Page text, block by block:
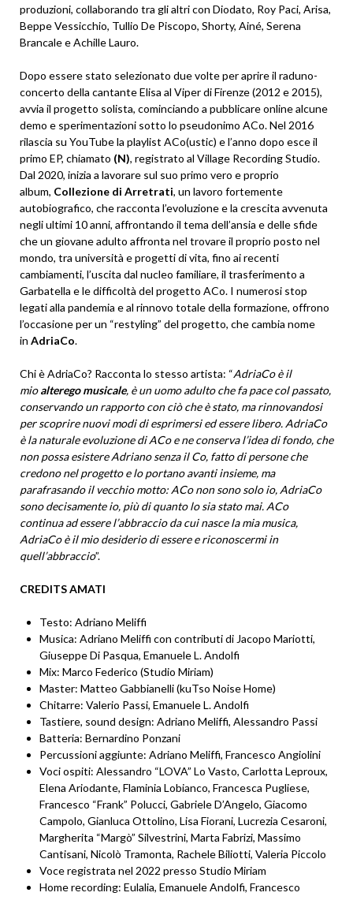
produzioni, collaborando tra gli altri con Diodato, Roy Paci, Arisa,
Beppe Vessicchio, Tullio De Piscopo, Shorty, Ainé, Serena
Brancale e Achille Lauro.
Dopo essere stato selezionato due volte per aprire il raduno-
concerto della cantante Elisa al Viper di Firenze (2012 e 2015),
avvia il progetto solista, cominciando a pubblicare online alcune
demo e sperimentazioni sotto lo pseudonimo ACo. Nel 2016
rilascia su YouTube la playlist ACo(ustic) e l’anno dopo esce il
primo EP, chiamato (N), registrato al Village Recording Studio.
Dal 2020, inizia a lavorare sul suo primo vero e proprio
album, Collezione di Arretrati, un lavoro fortemente
autobiografico, che racconta l’evoluzione e la crescita avvenuta
negli ultimi 10 anni, affrontando il tema dell’ansia e delle sfide
che un giovane adulto affronta nel trovare il proprio posto nel
mondo, tra università e progetti di vita, fino ai recenti
cambiamenti, l’uscita dal nucleo familiare, il trasferimento a
Garbatella e le difficoltà del progetto ACo. I numerosi stop
legati alla pandemia e al rinnovo totale della formazione, offrono
l’occasione per un “restyling” del progetto, che cambia nome
in AdriaCo.
Chi è AdriaCo? Racconta lo stesso artista: “AdriaCo è il
mioalterego musicale, è un uomo adulto che fa pace col passato,
conservando un rapporto con ciò che è stato, ma rinnovandosi
per scoprire nuovi modi di esprimersi ed essere libero. AdriaCo
è la naturale evoluzione di ACo e ne conserva l’idea di fondo, che
non possa esistere Adriano senza il Co, fatto di persone che
credono nel progetto e lo portano avanti insieme, ma
parafrasando il vecchio motto: ACo non sono solo io, AdriaCo
sono decisamente io, più di quanto lo sia stato mai. ACo
continua ad essere l’abbraccio da cui nasce la mia musica,
AdriaCo è il mio desiderio di essere e riconoscermi in
quell’abbraccio”.
CREDITS AMATI
Testo: Adriano Meliffi
Musica: Adriano Meliffi con contributi di Jacopo Mariotti,
Giuseppe Di Pasqua, Emanuele L. Andolfi
Mix: Marco Federico (Studio Miriam)
Master: Matteo Gabbianelli (kuTso Noise Home)
Chitarre: Valerio Passi, Emanuele L. Andolfi
Tastiere, sound design: Adriano Meliffi, Alessandro Passi
Batteria: Bernardino Ponzani
Percussioni aggiunte: Adriano Meliffi, Francesco Angiolini
Voci ospiti: Alessandro “LOVA” Lo Vasto, Carlotta Leproux,
Elena Ariodante, Flaminia Lobianco, Francesca Pugliese,
Francesco “Frank” Polucci, Gabriele D’Angelo, Giacomo
Campolo, Gianluca Ottolino, Lisa Fiorani, Lucrezia Cesaroni,
Margherita “Margò” Silvestrini, Marta Fabrizi, Massimo
Cantisani, Nicolò Tramonta, Rachele Biliotti, Valeria Piccolo
Voce registrata nel 2022 presso Studio Miriam
Home recording: Eulalia, Emanuele Andolfi, Francesco